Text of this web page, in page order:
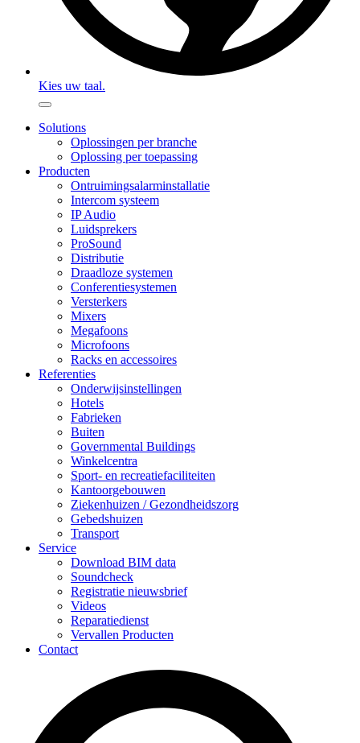
Kies uw taal.
Solutions
Oplossingen per branche
Oplossing per toepassing
Producten
Ontruimingsalarminstallatie
Intercom systeem
IP Audio
Luidsprekers
ProSound
Distributie
Draadloze systemen
Conferentiesystemen
Versterkers
Mixers
Megafoons
Microfoons
Racks en accessoires
Referenties
Onderwijsinstellingen
Hotels
Fabrieken
Buiten
Governmental Buildings
Winkelcentra
Sport- en recreatiefaciliteiten
Kantoorgebouwen
Ziekenhuizen / Gezondheidszorg
Gebedshuizen
Transport
Service
Download BIM data
Soundcheck
Registratie nieuwsbrief
Videos
Reparatiedienst
Vervallen Producten
Contact